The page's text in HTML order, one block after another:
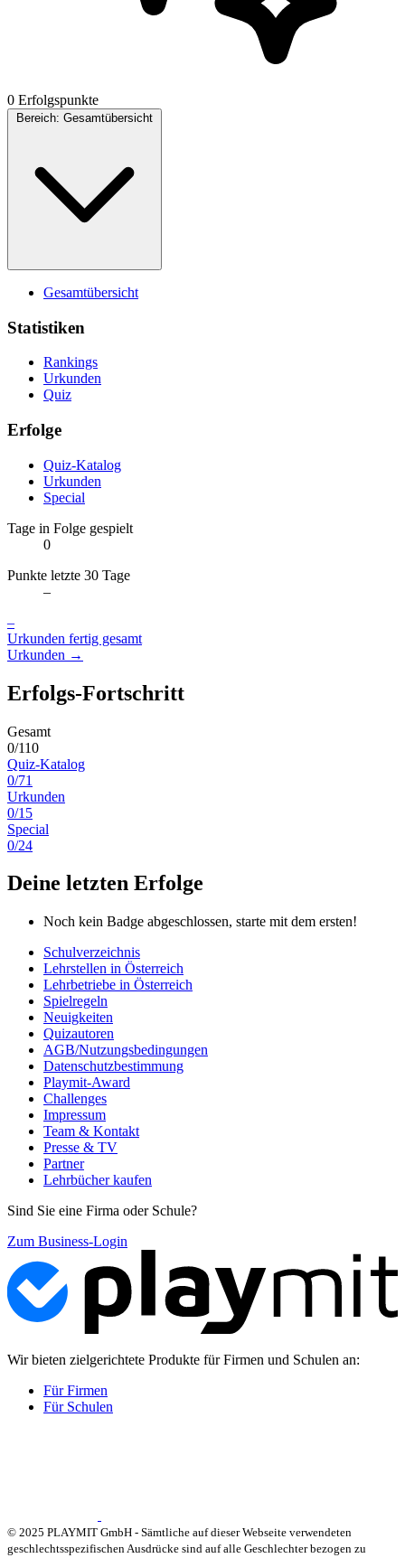
0 Erfolgspunkte
Bereich: Gesamtübersicht
Gesamtübersicht
Statistiken
Rankings
Urkunden
Quiz
Erfolge
Quiz-Katalog
Urkunden
Special
Tage in Folge gespielt
0
Punkte letzte 30 Tage
–
–
Urkunden fertig gesamt
Urkunden →
Erfolgs-Fortschritt
Gesamt
0/110
Quiz-Katalog
0/71
Urkunden
0/15
Special
0/24
Deine letzten Erfolge
Noch kein Badge abgeschlossen, starte mit dem ersten!
Schulverzeichnis
Lehrstellen in Österreich
Lehrbetriebe in Österreich
Spielregeln
Neuigkeiten
Quizautoren
AGB/Nutzungsbedingungen
Datenschutzbestimmung
Playmit-Award
Challenges
Impressum
Team & Kontakt
Presse & TV
Partner
Lehrbücher kaufen
Sind Sie eine Firma oder Schule?
Zum Business-Login
Wir bieten zielgerichtete Produkte für Firmen und Schulen an:
Für Firmen
Für Schulen
© 2025 PLAYMIT GmbH - Sämtliche auf dieser Webseite verwendeten
geschlechtsspezifischen Ausdrücke sind auf alle Geschlechter bezogen zu